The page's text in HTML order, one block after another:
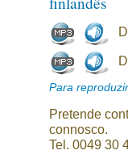
Para
Pretende
connosco.
Tel. 0049 30